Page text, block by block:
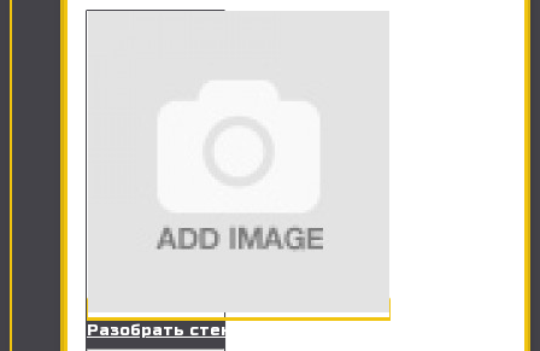
Разобрать стенку, сервант, прихожую